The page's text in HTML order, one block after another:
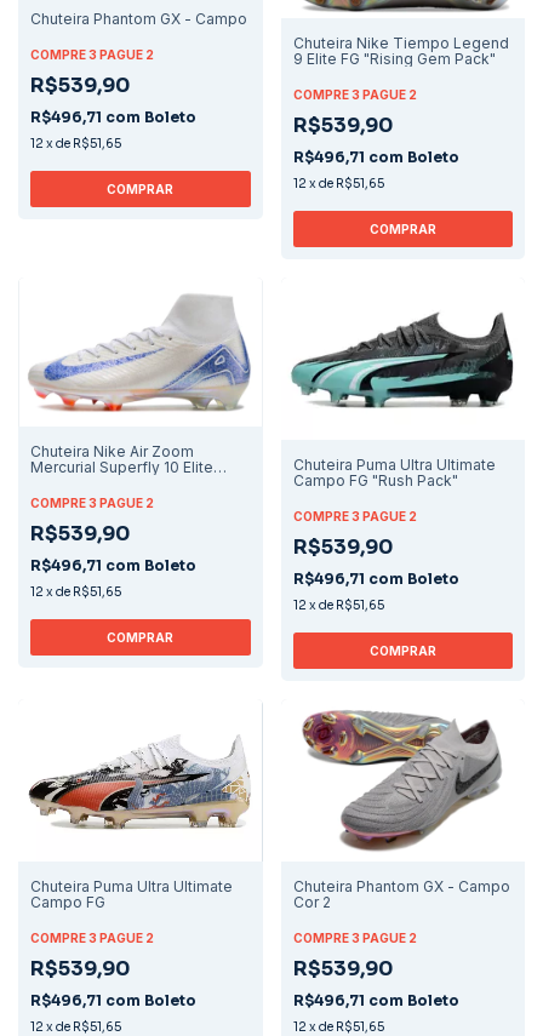
Chuteira Phantom GX - Campo
COMPRE 3 PAGUE 2
R$539,90
R$496,71 com Boleto
12 xde R$51,65
COMPRAR
Chuteira Nike Tiempo Legend
9 Elite FG "Rising Gem Pack"
COMPRE 3 PAGUE 2
R$539,90
R$496,71 com Boleto
12 xde R$51,65
COMPRAR
Chuteira Nike Air Zoom
Mercurial Superfly 10 Elite
COMPRE 3 PAGUE 2
R$539,90
R$496,71 com Boleto
12 xde R$51,65
COMPRAR
Chuteira Puma Ultra Ultimate
Campo FG "Rush Pack"
COMPRE 3 PAGUE 2
R$539,90
R$496,71 com Boleto
12 xde R$51,65
COMPRAR
Chuteira Puma Ultra Ultimate
Campo FG
COMPRE 3 PAGUE 2
R$539,90
R$496,71 com Boleto
12 xde R$51,65
Chuteira Phantom GX - Campo
Cor 2
COMPRE 3 PAGUE 2
R$539,90
R$496,71 com Boleto
12 xde R$51,65